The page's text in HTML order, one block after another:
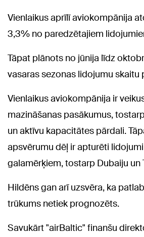
Vienlaikus aprīlī aviokompānija
3,3% no paredzētajiem
Tāpat plānots no jūnija līdz
vasaras sezonas lidojumu skaitu
Vienlaikus aviokompānija ir
mazināšanas pasākumus,
un aktīvu kapacitātes pārdali.
apsvērumu dēļ ir apturēti
galamērķiem, tostarp Dubaiju un
Hildēns gan arī uzsvēra, ka
trūkums netiek prognozēts.
Savukārt "airBaltic" finanšu